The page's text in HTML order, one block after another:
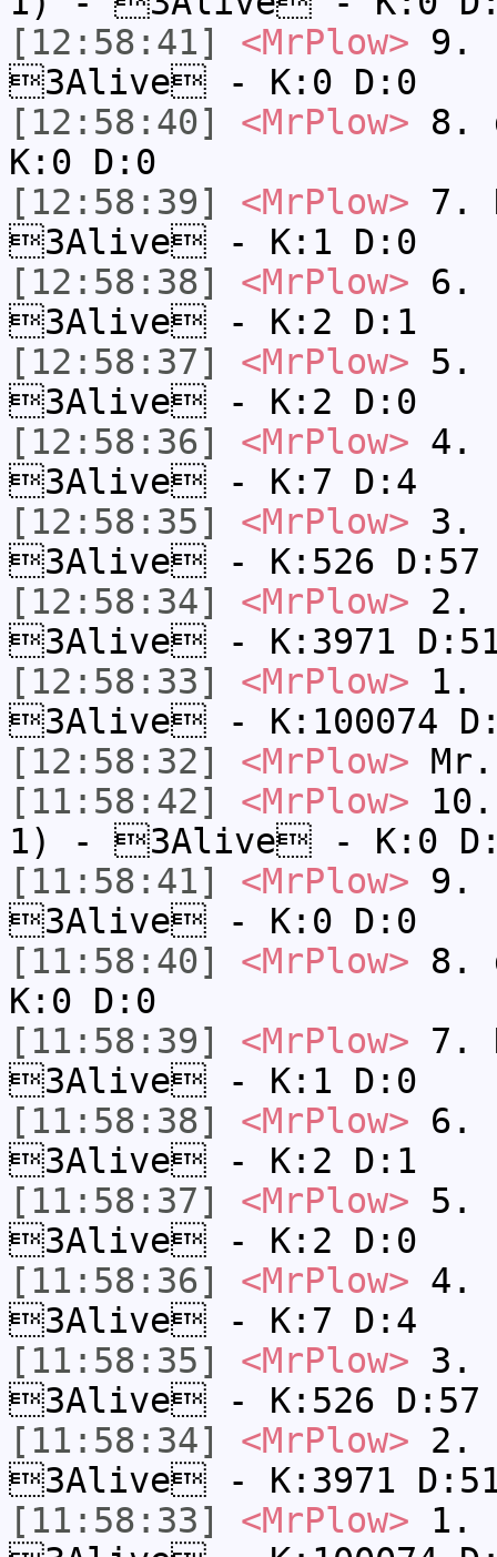
[12:58:41]
<MrPlow> 9.
3Alive - K:0 D:0
[12:58:40]
<MrPlow> 8.
K:0 D:0
[12:58:39]
<MrPlow> 7.
3Alive - K:1 D:0
[12:58:38]
<MrPlow> 6.
3Alive - K:2 D:1
[12:58:37]
<MrPlow> 5.
3Alive - K:2 D:0
[12:58:36]
<MrPlow> 4.
3Alive - K:7 D:4
[12:58:35]
<MrPlow> 3.
3Alive - K:526 D:57
[12:58:34]
<MrPlow> 2.
3Alive - K:3971
[12:58:33]
<MrPlow> 1.
3Alive - K:100074
[12:58:32]
<MrPlow>
[11:58:42]
<MrPlow>
1) - 3Alive - K:0
[11:58:41]
<MrPlow> 9.
3Alive - K:0 D:0
[11:58:40]
<MrPlow> 8.
K:0 D:0
[11:58:39]
<MrPlow> 7.
3Alive - K:1 D:0
[11:58:38]
<MrPlow> 6.
3Alive - K:2 D:1
[11:58:37]
<MrPlow> 5.
3Alive - K:2 D:0
[11:58:36]
<MrPlow> 4.
3Alive - K:7 D:4
[11:58:35]
<MrPlow> 3.
3Alive - K:526 D:57
[11:58:34]
<MrPlow> 2.
3Alive - K:3971
[11:58:33]
<MrPlow> 1.